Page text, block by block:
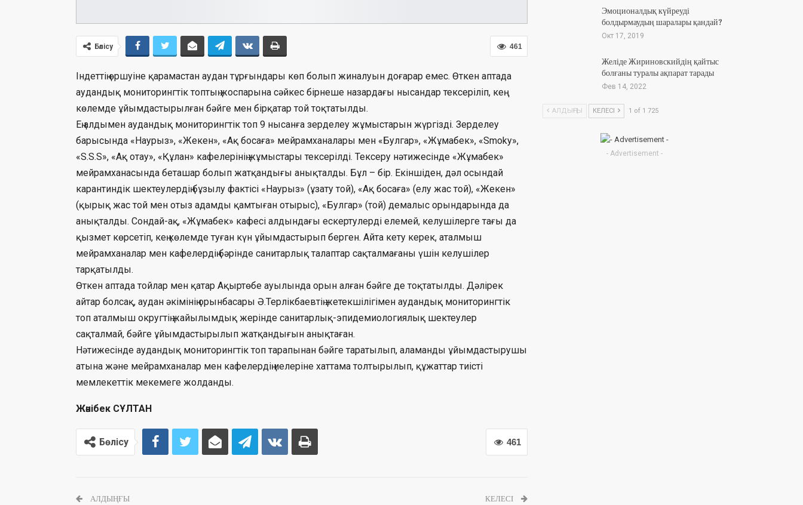
461
Бөлісу
Індеттің өршуіне қарамастан аудан тұрғындары көп болып жиналуын доғарар емес. Өткен аптада
аудандық мониторингтік топтың жоспарына сәйкес бірнеше назардағы нысандар тексеріліп, кең
көлемде ұйымдастырылған бәйге мен бірқатар той тоқтатылды.
Ең алдымен аудандық мониторингтік топ 9 нысанға зерделеу жұмыстарын жүргізді. Зерделеу
барысында «Наурыз», «Жекен», «Ақ босаға» мейрамханалары мен «Булгар», «Жұмабек», «Smoky»,
«S.S.S», «Ақ отау», «Құлан» кафелерінің жұмыстары тексерілді. Тексеру нәтижесінде «Жұмабек»
мейрамханасында беташар болып жатқандығы анықталды. Бұл – бір. Екіншіден, дәл осындай
карантиндік шектеулердің бұзылу фактісі «Наурыз» (ұзату той), «Ақ босаға» (елу жас той), «Жекен»
(қырық жас той мен отыз адамды қамтыған отырыс), «Булгар» (той) демалыс орындарында да
анықталды. Сондай-ақ, «Жұмабек» кафесі алдындағы ескертулерді елемей, келушілерге тағы да
қызмет көрсетіп, кең көлемде туған күн ұйымдастырып берген. Айта кету керек, аталмыш
мейрамханалар мен кафелердің бәрінде санитарлық талаптар сақталмағаны үшін келушілер
тарқатылды.
Өткен аптада тойлар мен қатар Ақыртөбе ауылында орын алған бәйге де тоқтатылды. Дәлірек
айтар болсақ, аудан әкімінің орынбасары Ә.Терлікбаевтің жетекшілігімен аудандық мониторингтік
топ аталмыш округтің жайылымдық жерінде санитарлық-эпидемиологиялық шектеулер
сақталмай, бәйге ұйымдастырылып жатқандығын анықтаған.
Нәтижесінде аудандық мониторингтік топ тарапынан бәйге таратылып, аламанды ұйымдастырушы
атына және мейрамханалар мен кафелердің иелеріне хаттама толтырылып, құжаттар тиісті
мемлекеттік мекемеге жолданды.
Жәнібек СҰЛТАН
461
Бөлісу
АЛДЫҢҒЫ КЕЛЕСІ
Эмоционалдық күйреуді
болдырмаудың шаралары қандай?
Окт 17, 2019
Желіде Жириновскийдің қайтыс
болғаны туралы ақпарат тарады
Фев 14, 2022
АЛДЫҢҒЫ КЕЛЕСІ 1 of 1 725
- Advertisement -